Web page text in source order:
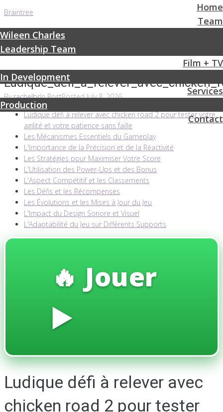
Braintree
Home
Team
Wileen Charles
Leadership Team
Film + TV
In Development
Services
Production
Contact
ByrachelbrInPostPostedJuly 8, 2026
Ludique défi à relever avec chicken road 2 pour tester votre
agilité et votre patience sans faille
Les Mécanismes Essentiels du Gameplay
L'Importance de la Précision et de la Réactivité
Les Stratégies pour Maximiser Votre Score
L'Utilisation des Power-Ups et des Bonus
L'Aspect Compétitif et les Classements
Les Défis et les Récompenses
Les Évolutions et les Mises à Jour du Jeu
L'Impact du Design Sonore et Visuel
L'Adaptabilité du Jeu sur Différents Supports
🔥 Jouer
▶️
Ludique défi à relever avec
chicken road 2 pour tester